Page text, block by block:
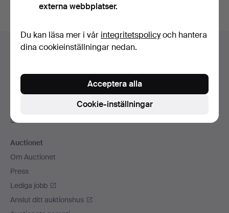
Sidfotsnavigation
Hjälp och kontakt
Alla auktionshus
Betalningsalternativ
Sociala medier
Auctionet
Om Auctionet
Press
Lediga jobb
Anslut ditt auktionshus
externa webbplatser.
Du kan läsa mer i vår integritetspolicyoch hantera
dina cookieinställningar nedan.
Cookie-inställningar
Acceptera alla